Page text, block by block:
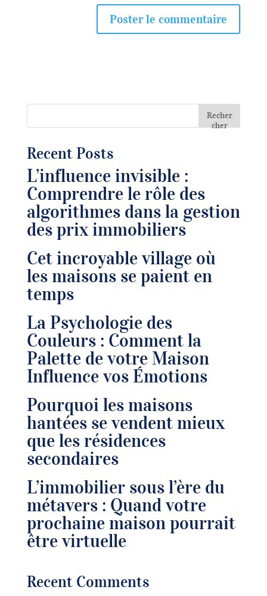
Recher
cher
Recent Posts
L’influence invisible :
Comprendre le rôle des
algorithmes dans la gestion
des prix immobiliers
Cet incroyable village où
les maisons se paient en
temps
La Psychologie des
Couleurs : Comment la
Palette de votre Maison
Influence vos Émotions
Pourquoi les maisons
hantées se vendent mieux
que les résidences
secondaires
L’immobilier sous l’ère du
métavers : Quand votre
prochaine maison pourrait
être virtuelle
Recent Comments